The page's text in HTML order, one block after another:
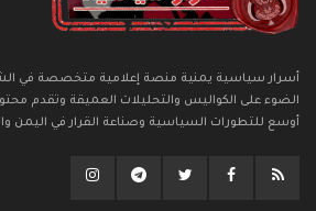
أسرار سياسية يمنية منصة إعلامية متخصصة في
الضوء على الكواليس والتحليلات العميقة وتقدم
أوسع للتطورات السياسية وصناعة القرار في اليمن